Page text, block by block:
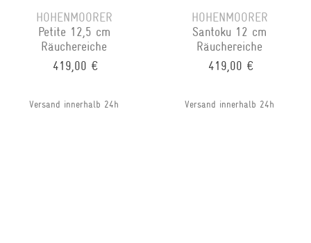
HOHENMOORER
Petite 12,5 cm
Räuchereiche
419,00 €
Versand innerhalb 24h
HOHENMOORER
Santoku 12 cm
Räuchereiche
419,00 €
Versand innerhalb 24h